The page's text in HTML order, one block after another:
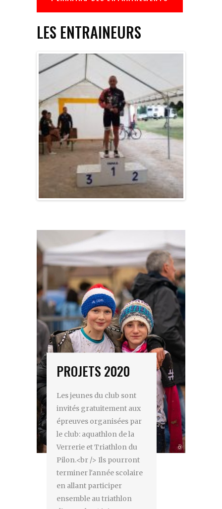
LES ENTRAINEURS
PROJETS 2020
Les jeunes du club sont
invités gratuitement aux
épreuves organisées par
le club: aquathlon de la
Verrerie et Triathlon du
Pilon.<br /> Ils pourront
terminer l'année scolaire
en allant participer
ensemble au triathlon